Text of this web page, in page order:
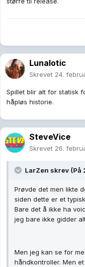
Lunalotic
Skrevet 24.
Spillet blir alt for statisk
håpløs historie.
SteveVice
Skrevet 26.
LarZen skrev (På
Prøvde det men likte
siden dette er et
Bare det å ikke ha
jeg bare ikke gidder
Men jeg kan se for
håndkontroller. Men